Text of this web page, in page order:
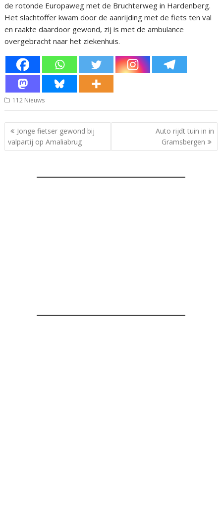
de rotonde Europaweg met de Bruchterweg in Hardenberg.
Het slachtoffer kwam door de aanrijding met de fiets ten val
en raakte daardoor gewond, zij is met de ambulance
overgebracht naar het ziekenhuis.
112 Nieuws
Bericht
navigatie
Jonge fietser gewond bij
valpartij op Amaliabrug
Auto rijdt tuin in in
Gramsbergen